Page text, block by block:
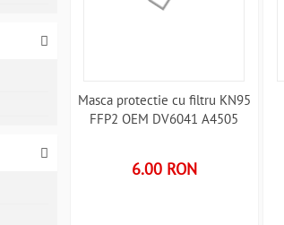
Masca protectie cu filtru KN95
FFP2 OEM DV6041 A4505
6.00 RON